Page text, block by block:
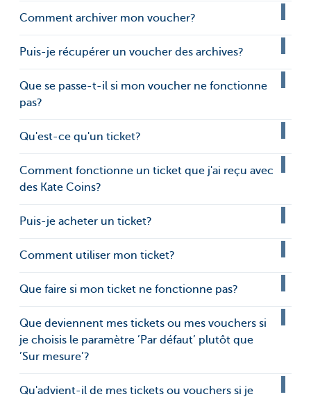
Comment archiver mon voucher?
Puis-je récupérer un voucher des archives?
Que se passe-t-il si mon voucher ne fonctionne
pas?
Qu'est-ce qu'un ticket?
Comment fonctionne un ticket que j'ai reçu avec
des Kate Coins?
Puis-je acheter un ticket?
Comment utiliser mon ticket?
Que faire si mon ticket ne fonctionne pas?
Que deviennent mes tickets ou mes vouchers si
je choisis le paramètre ’Par défaut’ plutôt que
’Sur mesure’?
Qu'advient-il de mes tickets ou vouchers si je